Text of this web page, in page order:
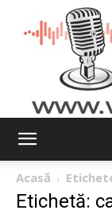
Acasă
Etichetă: